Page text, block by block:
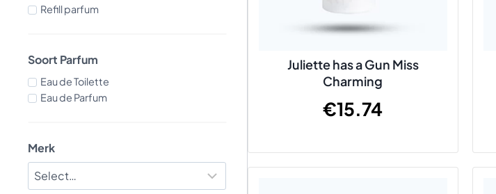
Refill parfum
Soort Parfum
Eau de Toilette
Eau de Parfum
Merk
Juliette has a Gun Miss
Charming
€15.74